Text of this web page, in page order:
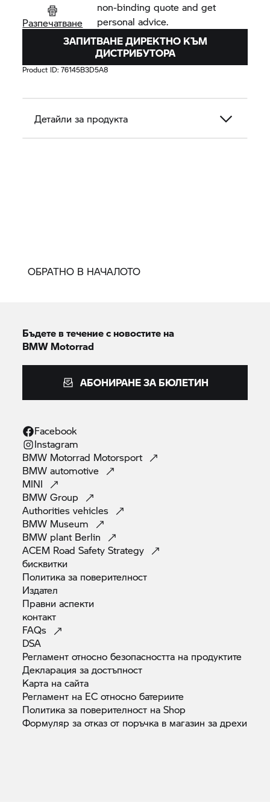
Разпечатване
non-binding quote and get
personal advice.
ЗАПИТВАНЕ ДИРЕКТНО КЪМ
ДИСТРИБУТОРА
Product ID:76145B3D5A8
Детайли за продукта
ОБРАТНО В НАЧАЛОТО
Бъдете в течение с новостите на
BMW Motorrad
АБОНИРАНЕ ЗА БЮЛЕТИН
Facebook
Instagram
BMW Motorrad Motorsport
BMWautomotive
MINI
BMWGroup
Authoritiesvehicles
BMW Museum
BMW plant Berlin
ACEM Road SafetyStrategy
бисквитки
Политика за поверителност
Издател
Правниаспекти
контакт
FAQs
DSA
Регламент относно безопасността на продуктите
Декларация задостъпност
Карта насайта
Регламент на ЕС относнобатериите
Политика за поверителност наShop
Формуляр за отказ от поръчка в магазин задрехи